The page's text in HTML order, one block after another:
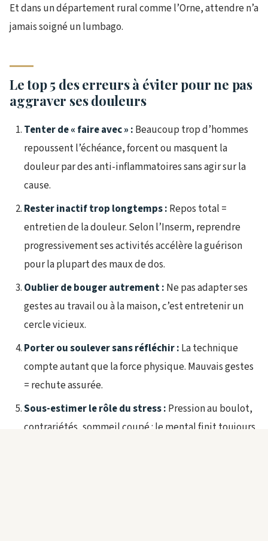
Et dans un département rural comme l’Orne, attendre n’a
jamais soigné un lumbago.
Le top 5 des erreurs à éviter pour ne pas
aggraver ses douleurs
Tenter de « faire avec » : Beaucoup trop d’hommes
repoussent l’échéance, forcent ou masquent la
douleur par des anti-inflammatoires sans agir sur la
cause.
Rester inactif trop longtemps : Repos total =
entretien de la douleur. Selon l’Inserm, reprendre
progressivement ses activités accélère la guérison
pour la plupart des maux de dos.
Oublier de bouger autrement : Ne pas adapter ses
gestes au travail ou à la maison, c’est entretenir un
cercle vicieux.
Porter ou soulever sans réfléchir : La technique
compte autant que la force physique. Mauvais gestes
= rechute assurée.
Sous-estimer le rôle du stress : Pression au boulot,
contrariétés, sommeil coupé : le mental finit toujours